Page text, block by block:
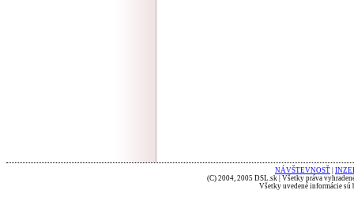
NÁVŠTEVNOSŤ
(C) 2004, 2005 DSL.sk | Všetky práva
Všetky uvedené informácie sú